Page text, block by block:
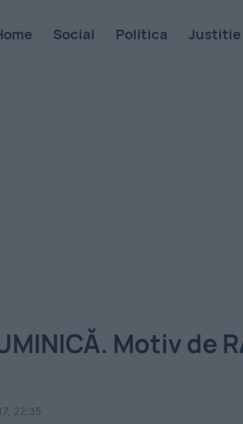
Social Politica Justitie
Motiv de
22:35